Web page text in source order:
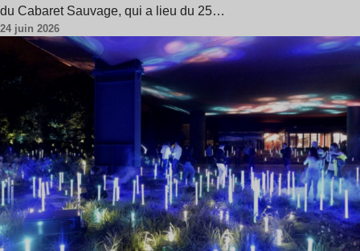
du Cabaret Sauvage, qui a lieu du 25…
24 juin 2026